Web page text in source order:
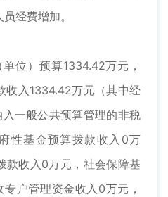
经费增加。
）预算1334.42万元，
收入1334.42万元（其中经
一般公共预算管理的非税
性基金预算拨款收入0万
款收入0万元，社会保障基
户管理资金收入0万元，